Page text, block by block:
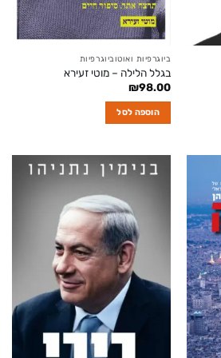
ביוגרפיות ואוטוביוגרפיות
בגלל הלילה – מוטי זעירא
₪98.00
הוספה לסל